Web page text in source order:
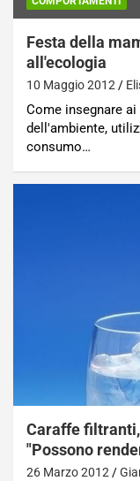
Festa della
all'ecologia
10 Maggio 2012
Come insegnare
dell'ambiente,
consumo…
Caraffe
"Possono
26 Marzo 2012